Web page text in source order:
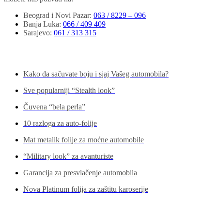
Beograd i Novi Pazar: 063 / 8229 – 096
Banja Luka: 066 / 409 409
Sarajevo: 061 / 313 315
Kako da sačuvate boju i sjaj Vašeg automobila?
Sve popularniji “Stealth look”
Čuvena “bela perla”
10 razloga za auto-folije
Mat metalik folije za moćne automobile
“Military look” za avanturiste
Garancija za presvlačenje automobila
Nova Platinum folija za zaštitu karoserije